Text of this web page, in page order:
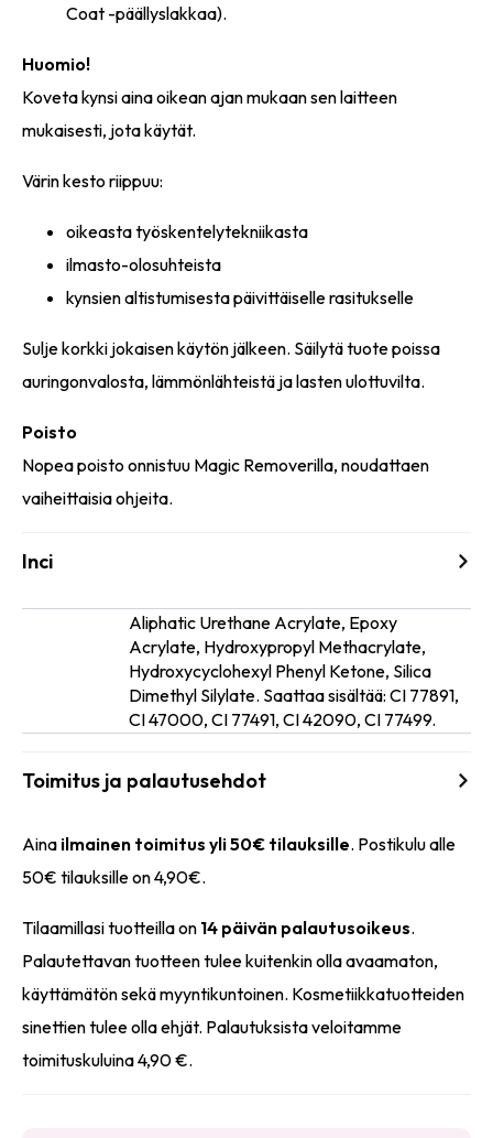
Coat -päällyslakkaa).
Huomio!
Koveta kynsi aina oikean ajan mukaan sen laitteen
mukaisesti, jota käytät.
Värin kesto riippuu:
oikeasta työskentelytekniikasta
ilmasto-olosuhteista
kynsien altistumisesta päivittäiselle rasitukselle
Sulje korkki jokaisen käytön jälkeen. Säilytä tuote poissa
auringonvalosta, lämmönlähteistä ja lasten ulottuvilta.
Poisto
Nopea poisto onnistuu Magic Removerilla, noudattaen
vaiheittaisia ohjeita.
Inci
Aliphatic Urethane Acrylate, Epoxy
Acrylate, Hydroxypropyl Methacrylate,
Hydroxycyclohexyl Phenyl Ketone, Silica
Dimethyl Silylate. Saattaa sisältää: CI 77891,
CI 47000, CI 77491, CI 42090, CI 77499.
Toimitus ja palautusehdot
Aina ilmainen toimitus yli 50€ tilauksille. Postikulu alle
50€ tilauksille on 4,90€.
Tilaamillasi tuotteilla on 14 päivän palautusoikeus.
Palautettavan tuotteen tulee kuitenkin olla avaamaton,
käyttämätön sekä myyntikuntoinen. Kosmetiikkatuotteiden
sinettien tulee olla ehjät. Palautuksista veloitamme
toimituskuluina 4,90 €.